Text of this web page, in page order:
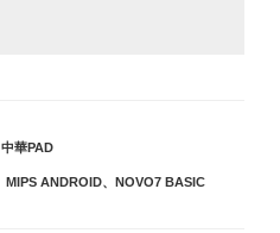
中華PAD
MIPS ANDROID、 NOVO7 BASIC